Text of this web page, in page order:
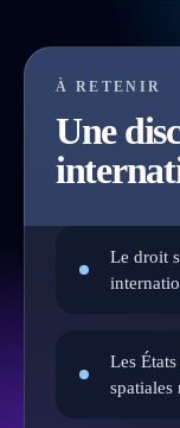
À RETENIR
Une
Le droit
Les
spatiales